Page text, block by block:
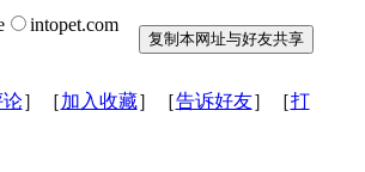
intopet.com
论］［加入收藏］［告诉好友］［打